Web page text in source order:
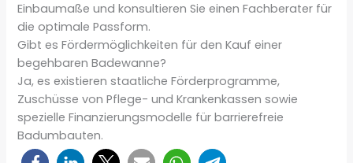
Einbaumaße und konsultieren Sie einen Fachberater für
die optimale Passform.
Gibt es Fördermöglichkeiten für den Kauf einer
begehbaren Badewanne?
Ja, es existieren staatliche Förderprogramme,
Zuschüsse von Pflege- und Krankenkassen sowie
spezielle Finanzierungsmodelle für barrierefreie
Badumbauten.